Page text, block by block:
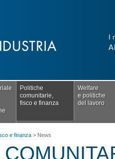
Politiche
comunitarie,
fisco e finanza
Welfare
e politiche
del lavoro
e finanza > News